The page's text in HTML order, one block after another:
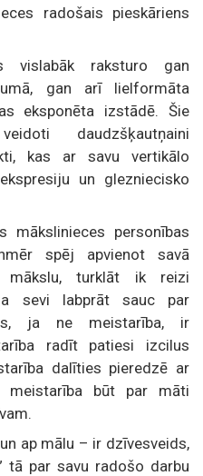
radošais pieskāriens
vislabāk raksturo gan
gan arī lielformāta
eksponēta izstādē. Šie
daudzšķautņaini
kas ar savu vertikālo
un glezniecisko
mākslinieces personības
spēj apvienot savā
mākslu, turklāt ik reizi
sevi labprāt sauc par
ja ne meistarība, ir
radīt patiesi izcilus
dalīties pieredzē ar
meistarība būt par māti
ap mālu – ir dzīvesveids,
tā par savu radošo darbu